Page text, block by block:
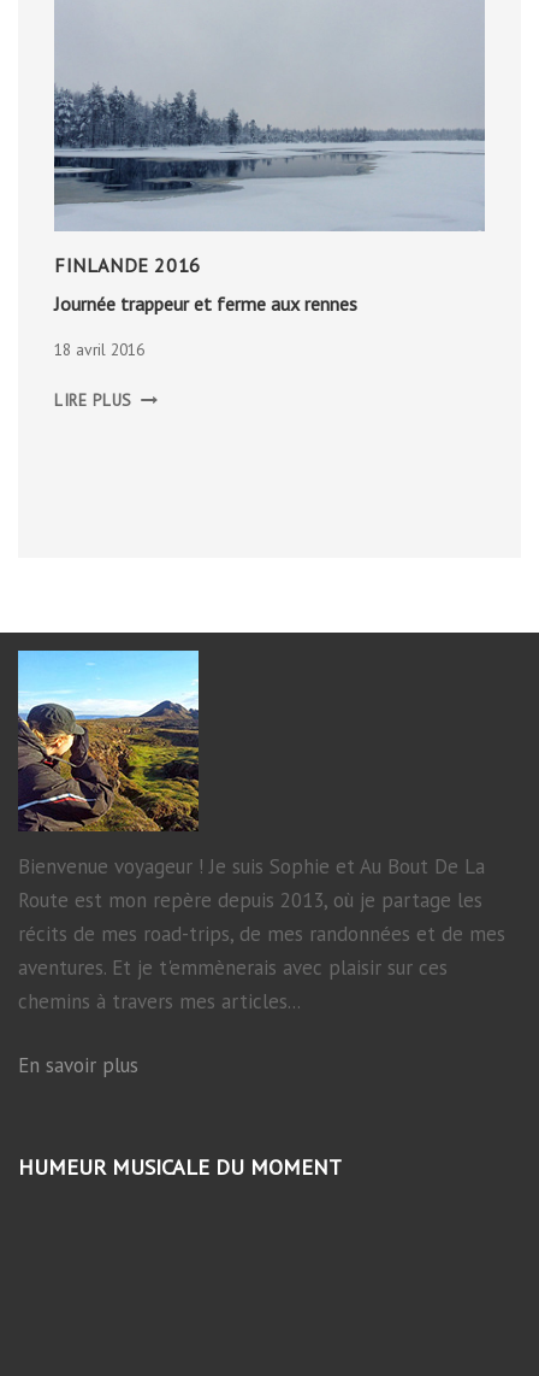
FINLANDE 2016
Journée trappeur et ferme aux rennes
18 avril 2016
LIRE PLUS TRAPPEUR
Bienvenue voyageur ! Je suis Sophie et Au Bout De La
Route est mon repère depuis 2013, où je partage les
récits de mes road-trips, de mes randonnées et de mes
aventures. Et je t'emmènerais avec plaisir sur ces
chemins à travers mes articles...
En savoir plus
HUMEUR MUSICALE DU MOMENT